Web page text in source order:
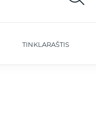
TINKLARAŠTIS